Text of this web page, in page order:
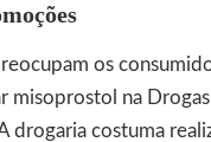
os
misoprostol na
drogaria costuma